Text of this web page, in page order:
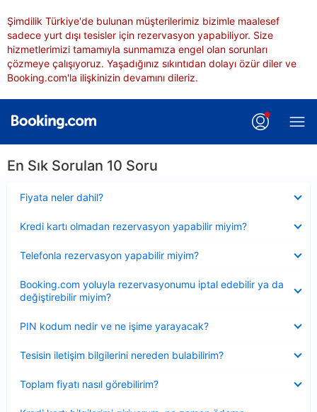
Şimdilik Türkiye'de bulunan müşterilerimiz bizimle maalesef
sadece yurt dışı tesisler için rezervasyon yapabiliyor. Size
hizmetlerimizi tamamıyla sunmamıza engel olan sorunları
çözmeye çalışıyoruz. Yaşadığınız sıkıntıdan dolayı özür diler ve
Booking.com'la ilişkinizin devamını dileriz.
En Sık Sorulan 10 Soru
Fiyata neler dahil?
Kredi kartı olmadan rezervasyon yapabilir miyim?
Telefonla rezervasyon yapabilir miyim?
Booking.com yoluyla rezervasyonumu iptal edebilir ya da
değiştirebilir miyim?
PIN kodum nedir ve ne işime yarayacak?
Tesisin iletişim bilgilerini nereden bulabilirim?
Toplam fiyatı nasıl görebilirim?